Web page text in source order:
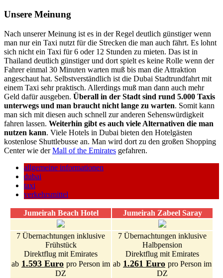
Unsere Meinung
Nach unserer Meinung ist es in der Regel deutlich günstiger wenn
man nur ein Taxi nutzt für die Strecken die man auch fährt. Es lohnt
sich nicht ein Taxi für 6 oder 12 Stunden zu mieten. Das ist in
Thailand deutlich günstiger und dort spielt es keine Rolle wenn der
Fahrer einmal 30 Minuten warten muß bis man die Attraktion
angeschaut hat. Selbstverständlich ist die Dubai Stadtrundfahrt mit
einem Taxi sehr praktisch. Allerdings muß man dann auch mehr
Geld dafür ausgeben. Überall in der Stadt sind rund 5.000 Taxis
unterwegs und man braucht nicht lange zu warten. Somit kann
man sich mit diesen auch schnell zur anderen Sehenswürdigkeit
fahren lassen. Weiterhin gibt es auch viele Alternativen die man
nutzen kann. Viele Hotels in Dubai bieten den Hotelgästen
kostenlose Shuttlebusse an. Man wird dort zu den großen Shopping
Center wie derMall of the Emirates gefahren.
allgemeine informationen
dubai
taxi
verkehrsmittel
Jumeirah Beach Hotel Jumeirah Zabeel Saray
7 Übernachtungen inklusive
Frühstück
Direktflug mit Emirates
ab 1.593 Euro pro Person im
DZ
7 Übernachtungen inklusive
Halbpension
Direktflug mit Emirates
ab 1.261 Euro pro Person im
DZ